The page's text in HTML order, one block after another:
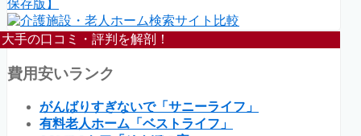
大手の口コミ・評判を解剖！
費用安いランク
がんばりすぎないで「サニーライフ」
有料老人ホーム「ベストライフ」